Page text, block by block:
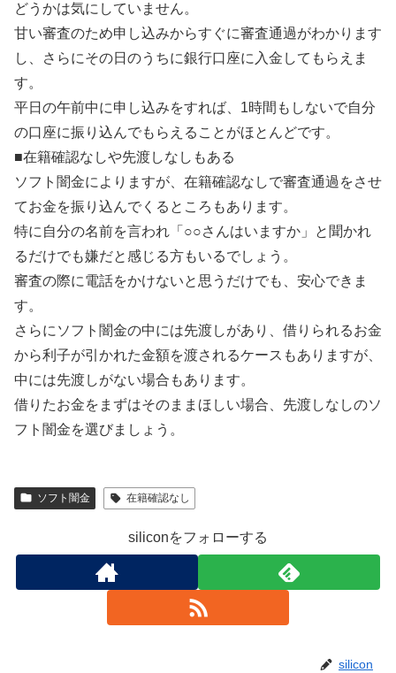
どうかは気にしていません。
甘い審査のため申し込みからすぐに審査通過がわかります
し、さらにその日のうちに銀行口座に入金してもらえま
す。
平日の午前中に申し込みをすれば、1時間もしないで自分
の口座に振り込んでもらえることがほとんどです。
■在籍確認なしや先渡しなしもある
ソフト闇金によりますが、在籍確認なしで審査通過をさせ
てお金を振り込んでくるところもあります。
特に自分の名前を言われ「○○さんはいますか」と聞かれ
るだけでも嫌だと感じる方もいるでしょう。
審査の際に電話をかけないと思うだけでも、安心できま
す。
さらにソフト闇金の中には先渡しがあり、借りられるお金
から利子が引かれた金額を渡されるケースもありますが、
中には先渡しがない場合もあります。
借りたお金をまずはそのままほしい場合、先渡しなしのソ
フト闇金を選びましょう。
ソフト闇金 在籍確認なし
siliconをフォローする
silicon